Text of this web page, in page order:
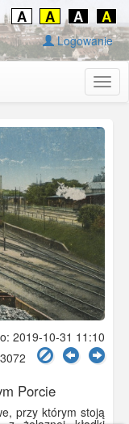
A A A A
Logowanie
2019-10-31 11:10
Porcie
przy którym stoją